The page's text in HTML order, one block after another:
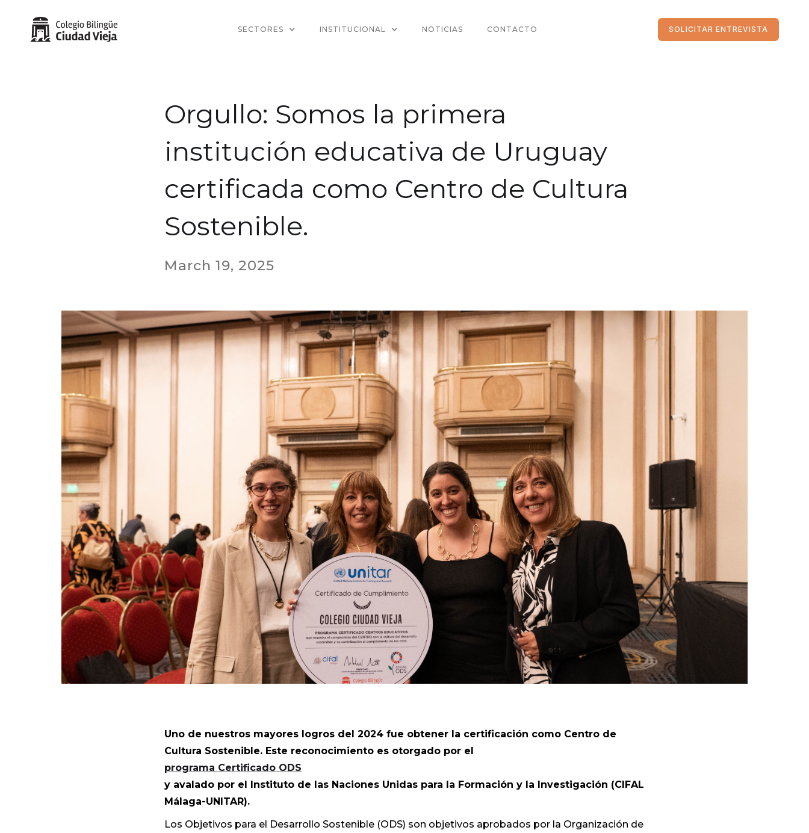
SECTORES INSTITUCIONAL NOTICIAS CONTACTO SOLICITAR ENTREVISTA
Orgullo: Somos la primera
institución educativa de Uruguay
certificada como Centro de Cultura
Sostenible.
March 19, 2025
Uno de nuestros mayores logros del 2024 fue obtener la certificación como Centro de
Cultura Sostenible. Este reconocimiento es otorgado por el
programa Certificado ODS
y avalado por el Instituto de las Naciones Unidas para la Formación y la Investigación (CIFAL
Málaga-UNITAR).
Los Objetivos para el Desarrollo Sostenible (ODS) son objetivos aprobados por la Organización de